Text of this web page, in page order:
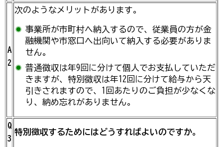
A
2
次のようなメリットがあります。
事業所が市町村へ納入するので、従業員の方が金
融機関や市窓口へ出向いて納入する必要がありま
せん。
普通徴収は年9回に分けて個人でお支払していただ
きますが、特別徴収は年12回に分けて給与から天
引きされますので、1回あたりのご負担が少なくな
り、納め忘れがありません。
Q
3
特別徴収するためにはどうすればよいのですか。